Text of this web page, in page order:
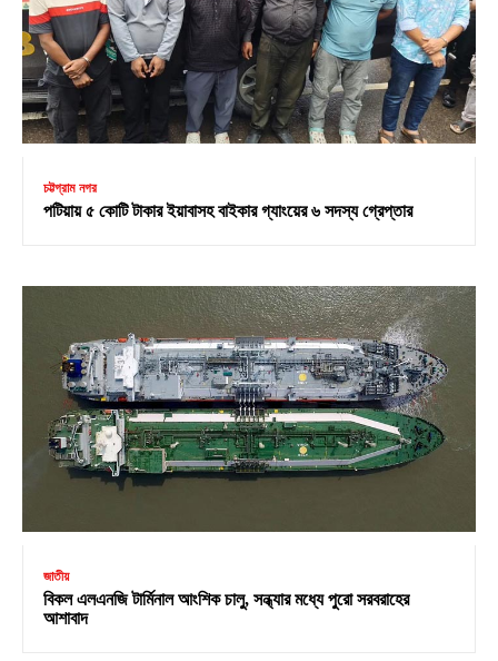
চট্টগ্রাম নগর
পটিয়ায় ৫ কোটি টাকার ইয়াবাসহ বাইকার গ্যাংয়ের ৬ সদস্য গ্রেপ্তার
জাতীয়
বিকল এলএনজি টার্মিনাল আংশিক চালু, সন্ধ্যার মধ্যে পুরো সরবরাহের
আশাবাদ